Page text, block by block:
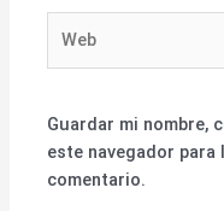
Guardar mi nombre,
este navegador para
comentario.